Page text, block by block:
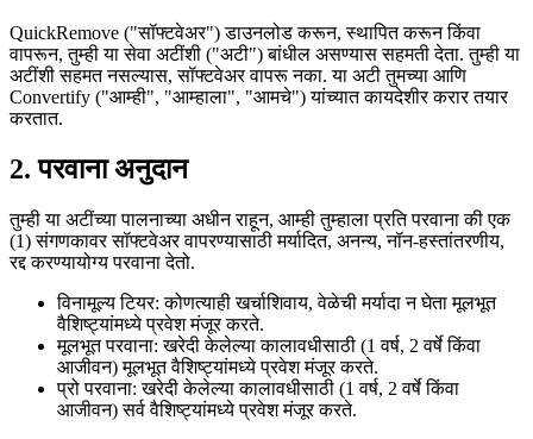
QuickRemove ("सॉफ्टवेअर") डाउनलोड करून, स्थापित करून किंवा
वापरून, तुम्ही या सेवा अटींशी ("अटी") बांधील असण्यास सहमती देता. तुम्ही या
अटींशी सहमत नसल्यास, सॉफ्टवेअर वापरू नका. या अटी तुमच्या आणि
Convertify ("आम्ही", "आम्हाला", "आमचे") यांच्यात कायदेशीर करार तयार
करतात.
2. परवाना अनुदान
तुम्ही या अटींच्या पालनाच्या अधीन राहून, आम्ही तुम्हाला प्रति परवाना की एक
(1) संगणकावर सॉफ्टवेअर वापरण्यासाठी मर्यादित, अनन्य, नॉन-हस्तांतरणीय,
रद्द करण्यायोग्य परवाना देतो.
विनामूल्य टियर: कोणत्याही खर्चाशिवाय, वेळेची मर्यादा न घेता मूलभूत
वैशिष्ट्यांमध्ये प्रवेश मंजूर करते.
मूलभूत परवाना: खरेदी केलेल्या कालावधीसाठी (1 वर्ष, 2 वर्षे किंवा
आजीवन) मूलभूत वैशिष्ट्यांमध्ये प्रवेश मंजूर करते.
प्रो परवाना: खरेदी केलेल्या कालावधीसाठी (1 वर्ष, 2 वर्षे किंवा
आजीवन) सर्व वैशिष्ट्यांमध्ये प्रवेश मंजूर करते.